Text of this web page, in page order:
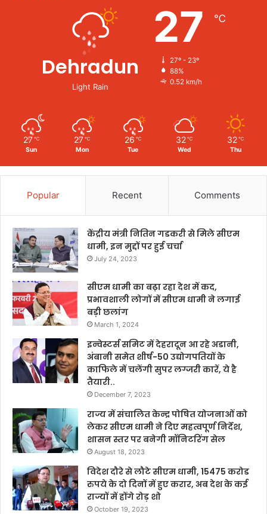
Dehradun
Light Rain
27 ℃
27º - 23º
88%
0.52 km/h
27 ℃
Sun
27 ℃
Mon
26 ℃
Tue
32 ℃
Wed
32 ℃
Thu
Popular Recent Comments
केंद्रीय मंत्री नितिन गडकरी से मिले सीएम
धामी, इन मुद्दों पर हुई चर्चा
July 24, 2023
सीएम धामी का बढ़ा रहा देश में कद,
प्रभावशाली लोगों में सीएम धामी ने लगाई
बड़ी छलांग
March 1, 2024
इन्वेस्टर्स समिट में देहरादून आ रहे अडानी,
अंबानी समेत शीर्ष-50 उद्योगपतियों के
काफिले में चलेंगी सुपर लग्जरी कारें, ये है
तैयारी..
December 7, 2023
राज्य में संचालित केन्द्र पोषित योजनाओं को
लेकर सीएम धामी ने दिए महत्वपूर्ण निर्देश,
शासन स्तर पर बनेगी मॉनिटरिंग सेल
August 18, 2023
विदेश दौरे से लौटे सीएम धामी, 15475 करोड
रुपये के दो दिनों में हुए करार, अब देश के कई
राज्यों में होंगे रोड़ शो
October 19, 2023